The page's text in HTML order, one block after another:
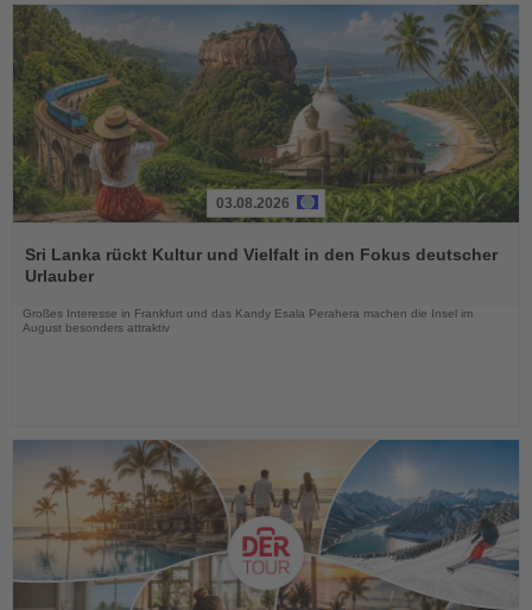
Sie
die
03.08.2026
Sri Lanka rückt Kultur und Vielfalt in den Fokus deutscher
Urlauber
Großes Interesse in Frankfurt und das Kandy Esala Perahera machen die Insel im
August besonders attraktiv